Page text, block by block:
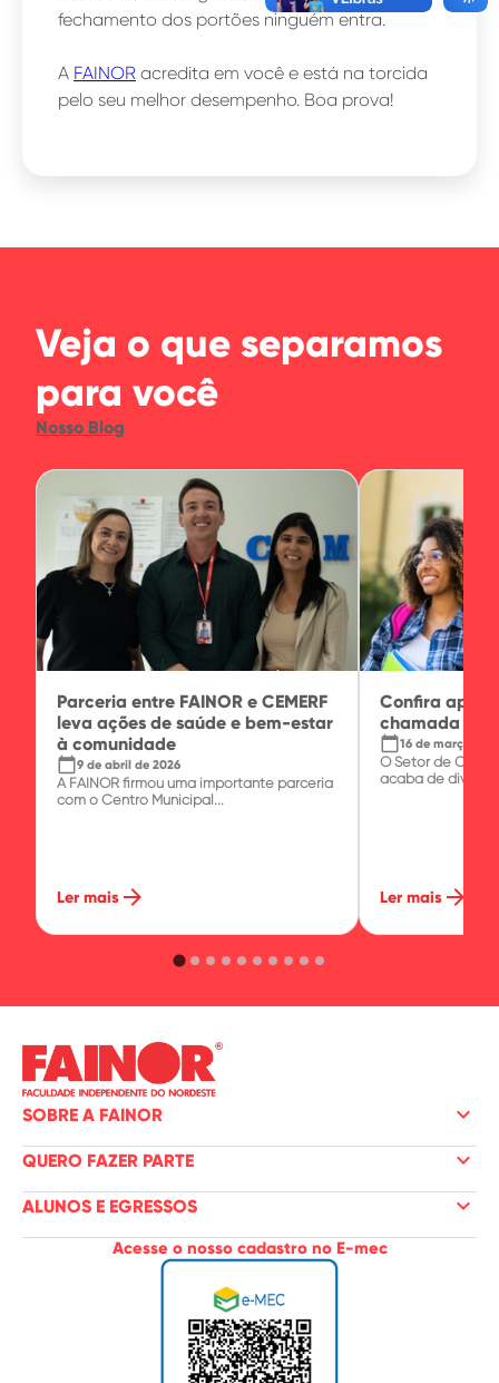
fechamento dos portões ninguém entra.
A FAINOR acredita em você e está na torcida
pelo seu melhor desempenho. Boa prova!
Veja o que separamos
para você
Nosso Blog
Parceria entre FAINOR e CEMERF
leva ações de saúde e bem-estar
à comunidade
calendar_today9 de abril de 2026
A FAINOR firmou uma importante parceria
com o Centro Municipal...
Ler mais arrow_forward
Confira
chamada do
calendar_today16 de março de
O Setor de
acaba de
Ler mais arrow_forward
SOBRE A FAINOR keyboard_arrow_down
QUERO FAZER PARTE keyboard_arrow_down
ALUNOS E EGRESSOS keyboard_arrow_down
Acesse o nosso cadastro no E-mec